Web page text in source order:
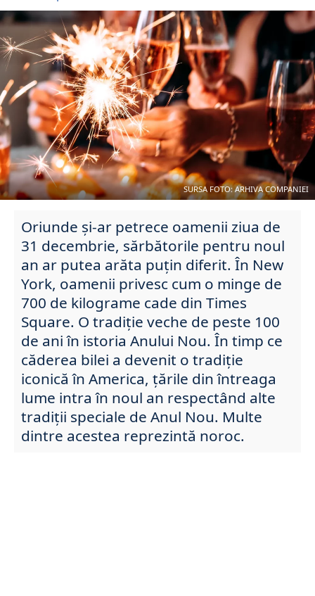
SURSA FOTO: ARHIVA COMPANIEI
Oriunde și-ar petrece oamenii ziua de
31 decembrie, sărbătorile pentru noul
an ar putea arăta puțin diferit. În New
York, oamenii privesc cum o minge de
700 de kilograme cade din Times
Square. O tradiție veche de peste 100
de ani în istoria Anului Nou. În timp ce
căderea bilei a devenit o tradiție
iconică în America, țările din întreaga
lume intra în noul an respectând alte
tradiții speciale de Anul Nou. Multe
dintre acestea reprezintă noroc.